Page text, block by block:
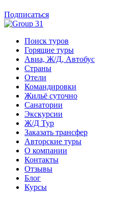
Подписаться
Поиск туров
Горящие туры
Авиа, Ж/Д, Автобус
Страны
Отели
Командировки
Жильё суточно
Санатории
Экскурсии
Ж/Д Тур
Заказать трансфер
Авторские туры
О компании
Контакты
Отзывы
Блог
Курсы